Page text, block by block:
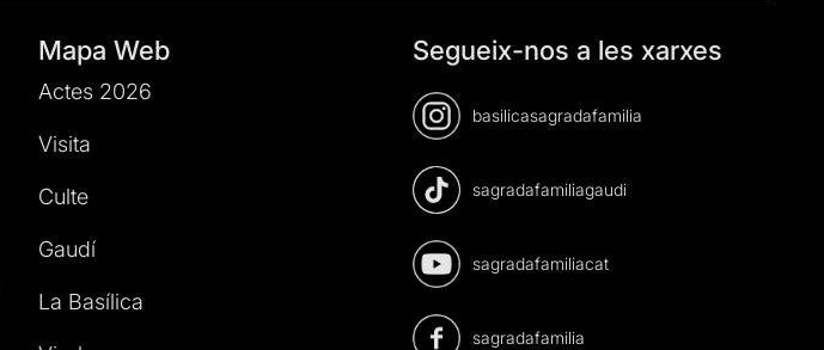
Mapa Web
Actes 2026
Visita
Culte
Gaudí
La Basílica
Segueix-nos a les xarxes
basilicasagradafamilia
sagradafamiliagaudi
sagradafamiliacat
sagradafamilia